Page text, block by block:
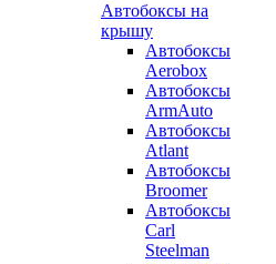
Автобоксы на
крышу
Автобоксы
Aerobox
Автобоксы
ArmAuto
Автобоксы
Atlant
Автобоксы
Broomer
Автобоксы
Carl
Steelman